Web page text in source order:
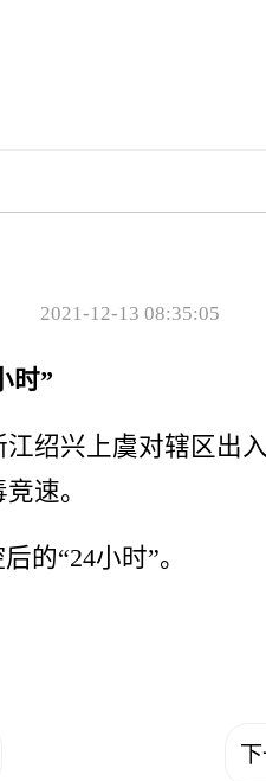
2021-12-13 08:35:05
时”
绍兴上虞对辖区出
速。
的“24小时”。